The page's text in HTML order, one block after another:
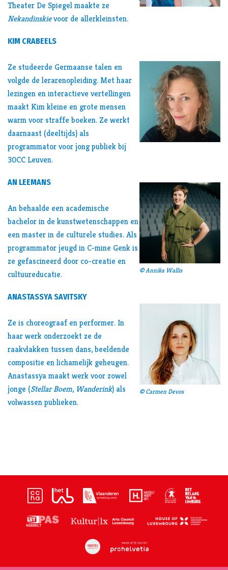
Theater De Spiegel maakte ze
Nekandinskievoor de allerkleinsten.
KIM CRABEELS
Ze studeerde Germaanse talen en
volgde de lerarenopleiding. Met haar
lezingen en interactieve vertellingen
maakt Kim kleine en grote mensen
warm voor straffe boeken. Ze werkt
daarnaast (deeltijds) als
programmator voor jong publiek bij
30CC Leuven.
AN LEEMANS
An behaalde een academische
bachelor in de kunstwetenschappen en
een master in de culturele studies. Als
programmator jeugd in C-mine Genk is
ze gefascineerd door co-creatie en
cultuureducatie.
© Annika Wallis
ANASTASSYA SAVITSKY
Ze is choreograaf en performer. In
haar werk onderzoekt ze de
raakvlakken tussen dans, beeldende
compositie en lichamelijk geheugen.
Anastassya maakt werk voor zowel
jonge (Stellar Boem, Wanderink) als
volwassen publieken.
© Carmen Devos